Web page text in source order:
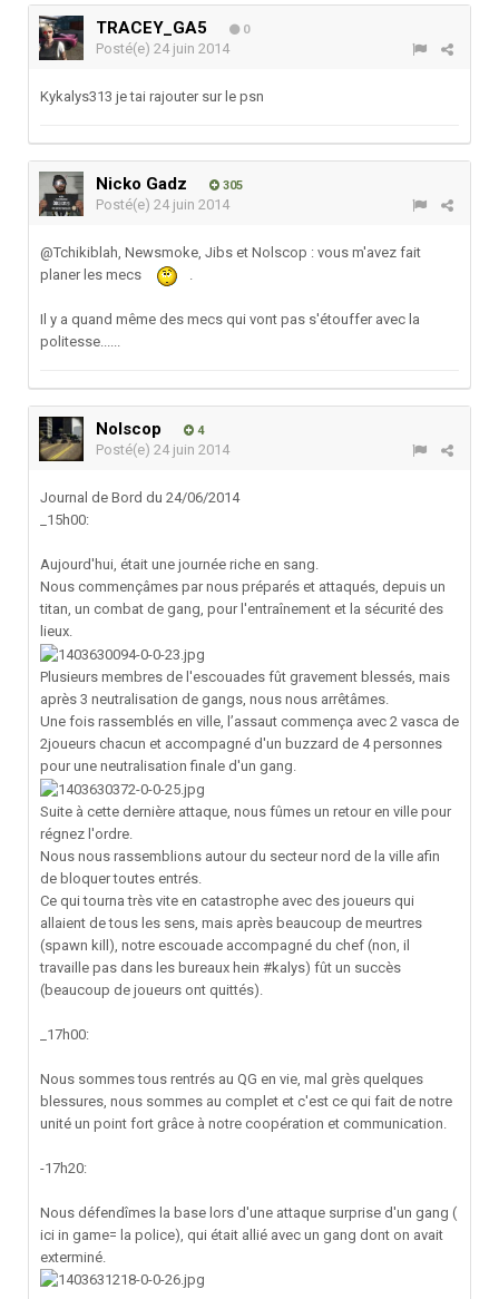
TRACEY_GA5 0
Posté(e) 24 juin 2014
Kykalys313 je tai rajouter sur le psn
Nicko Gadz 305
Posté(e) 24 juin 2014
@Tchikiblah, Newsmoke, Jibs et Nolscop : vous m'avez fait
planer les mecs
.
Il y a quand même des mecs qui vont pas s'étouffer avec la
politesse......
Nolscop 4
Posté(e) 24 juin 2014
Journal de Bord du 24/06/2014
_15h00:
Aujourd'hui, était une journée riche en sang.
Nous commençâmes par nous préparés et attaqués, depuis un
titan, un combat de gang, pour l'entraînement et la sécurité des
lieux.
Plusieurs membres de l'escouades fût gravement blessés, mais
après 3 neutralisation de gangs, nous nous arrêtâmes.
Une fois rassemblés en ville, l’assaut commença avec 2 vasca de
2joueurs chacun et accompagné d'un buzzard de 4 personnes
pour une neutralisation finale d'un gang.
Suite à cette dernière attaque, nous fûmes un retour en ville pour
régnez l'ordre.
Nous nous rassemblions autour du secteur nord de la ville afin
de bloquer toutes entrés.
Ce qui tourna très vite en catastrophe avec des joueurs qui
allaient de tous les sens, mais après beaucoup de meurtres
(spawn kill), notre escouade accompagné du chef (non, il
travaille pas dans les bureaux hein #kalys) fût un succès
(beaucoup de joueurs ont quittés).
_17h00:
Nous sommes tous rentrés au QG en vie, mal grès quelques
blessures, nous sommes au complet et c'est ce qui fait de notre
unité un point fort grâce à notre coopération et communication.
-17h20:
Nous défendîmes la base lors d'une attaque surprise d'un gang (
ici in game= la police), qui était allié avec un gang dont on avait
exterminé.